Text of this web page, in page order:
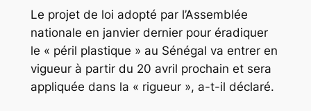
Le projet de loi adopté par l’Assemblée
nationale en janvier dernier pour éradiquer
le « péril plastique » au Sénégal va entrer en
vigueur à partir du 20 avril prochain et sera
appliquée dans la « rigueur », a-t-il déclaré.